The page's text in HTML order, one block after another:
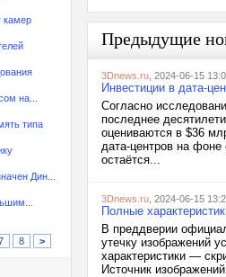
камер
на...
типа
Дин...
8 >
Предыдущие
3Dnews.ru , 2024-06-15
Инвестиции в дата-
Согласно
последнее
оцениваются в $36
дата-центров на
остаётся...
3Dnews.ru , 2024-06-15
Полные
В преддверии
утечку изображений
характеристики —
Источник